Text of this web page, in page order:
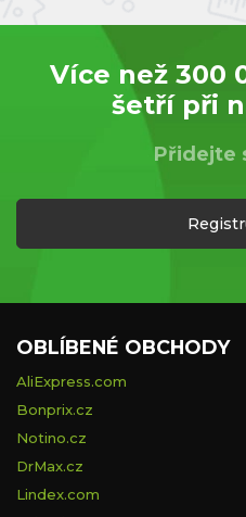
Více než 300
šetří při
Přidejte
OBLÍBENÉ OBCHODY
AliExpress.com
Bonprix.cz
Notino.cz
DrMax.cz
Lindex.com